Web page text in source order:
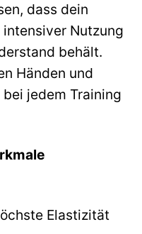
dass dein
Nutzung
behält.
Händen und
jedem Training
Elastizität